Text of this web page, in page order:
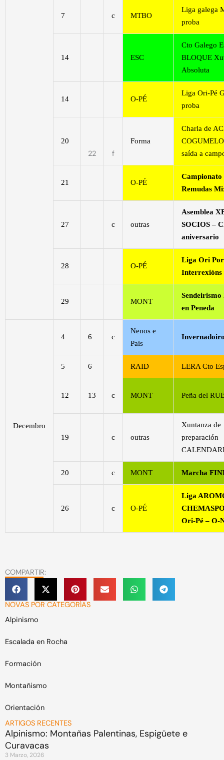
7 c MTBO
Liga galega
proba
14 ESC
Cto Galego
BLOQUE
Absoluta
14 O-PÉ
Liga Ori-Pé
proba
20
22 f
Forma
Charla de
saída a
21 O-PÉ
Campionato
Remudas
27 c outras
Asemblea
SOCIOS –
aniversario
28 O-PÉ
Liga Ori
Interrexións
29 MONT
Sendeirismo
en Peneda
Decembro
4 6 c
Nenos e
Pais
5 6 RAID LERA Cto
12 13 c MONT Peña del
19 c outras
Xuntanza de
preparación
20 c MONT Marcha
26 c O-PÉ
Liga
Ori-Pé – O-
COMPARTIR:
NOVAS POR CATEGORÍAS
Alpinismo
Escalada en Rocha
Formación
Montañismo
Orientación
ARTIGOS RECENTES
Alpinismo: Montañas Palentinas, Espigüete e
Curavacas
3 Marzo, 2026